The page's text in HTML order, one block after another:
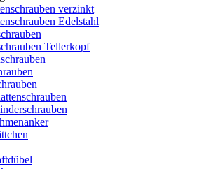
verzinkt
Edelstahl
Tellerkopf